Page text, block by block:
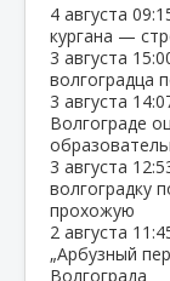
4 августа
кургана —
3 августа
волгоградца
3 августа
Волгограде
3 августа
волгоградку
прохожую
2 августа
„Арбузный
Волгограда